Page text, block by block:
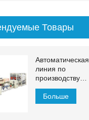
Товары
Автоматическая
линия по
производству
бумажных
полотенец для
рук МДЖН-ПЛ
Больше